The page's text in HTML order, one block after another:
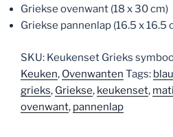
Griekse ovenwant (18 x 30 cm)
Griekse pannenlap (16.5 x 16.5
SKU: Keukenset Grieks
Keuken, Ovenwanten Tags:
grieks, Griekse, keukenset, mati
ovenwant, pannenlap